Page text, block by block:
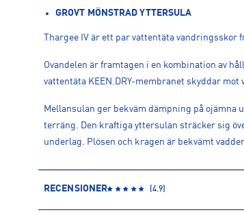
GROVT MÖNSTRAD YTTERSULA
Thargee IV är ett par vattentäta
Ovandelen är framtagen i en kombination av
vattentäta KEEN.DRY-membranet skyddar
Mellansulan ger bekväm dämpning på ojämna
terräng. Den kraftiga yttersulan sträcker sig
underlag. Plösen och kragen är bekvämt
RECENSIONER (4.9)